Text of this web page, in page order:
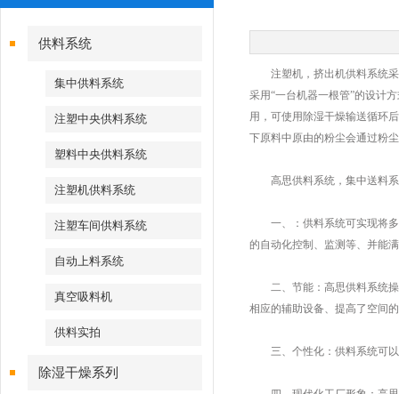
供料系统
集中供料系统
注塑中央供料系统
塑料中央供料系统
注塑机供料系统
注塑车间供料系统
自动上料系统
真空吸料机
供料实拍
除湿干燥系列
注塑机，挤出机供料系统采
采用“一台机器一根管”的设计
用，可使用除湿干燥输送循环
下原料中原由的粉尘会通过粉
高思供料系统，集中送料系
一、：供料系统可实现将多
的自动化控制、监测等、并能
二、节能：高思供料系统操
相应的辅助设备、提高了空间
三、个性化：供料系统可以